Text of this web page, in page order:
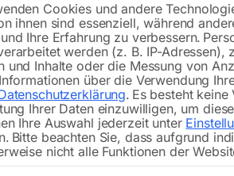
🔍
zu MFB 45 TGV/
Cookies und andere
ihnen sind essenziell, während
Ihre Erfahrung zu verbessern.
werden (z. B. IP-Adressen),
und Inhalte oder die Messung von
über die Verwendung
. Es besteht
Ihrer Daten einzuwilligen, um
Ihre Auswahl jederzeit unter
Bitte beachten Sie, dass aufgrund
nicht alle Funktionen der